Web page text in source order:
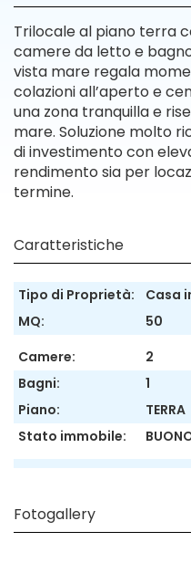
Trilocale al piano terra
camere da letto e
vista mare regala
colazioni all’aperto e
una zona tranquilla e
mare. Soluzione molto
di investimento con
rendimento sia per
termine.
Caratteristiche
Tipo di Proprietà:
Casa
MQ:
50
Camere:
2
Bagni:
1
Piano:
TERRA
Stato immobile:
Fotogallery